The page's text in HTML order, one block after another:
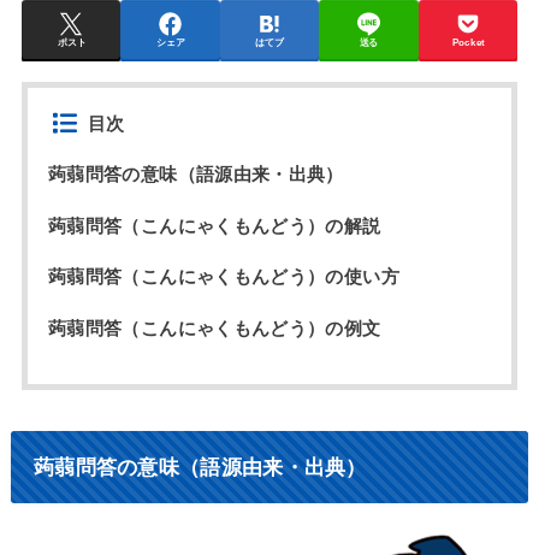
ポスト シェア はてブ 送る Pocket
目次
蒟蒻問答の意味（語源由来・出典）
蒟蒻問答（こんにゃくもんどう）の解説
蒟蒻問答（こんにゃくもんどう）の使い方
蒟蒻問答（こんにゃくもんどう）の例文
蒟蒻問答の意味（語源由来・出典）